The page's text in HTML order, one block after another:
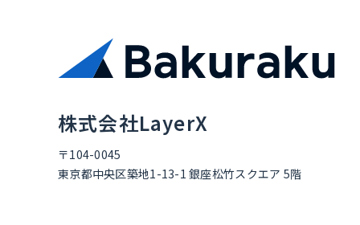
株式会社LayerX
〒104-0045
東京都中央区築地1-13-1 銀座松竹スクエア 5階